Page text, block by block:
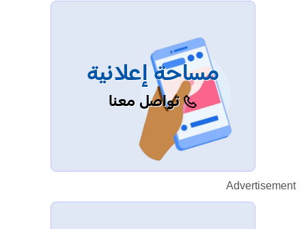
مساحة إعلانية
تواصل معنا
Advertisement